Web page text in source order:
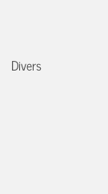
Divers